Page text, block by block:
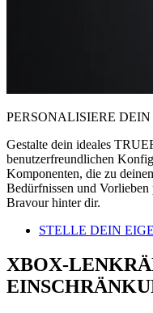
PERSONALISIERE
Gestalte dein ideales
benutzerfreundlichen
Komponenten, die zu
Bedürfnissen und
Bravour hinter dir.
STELLE DEIN
XBOX-